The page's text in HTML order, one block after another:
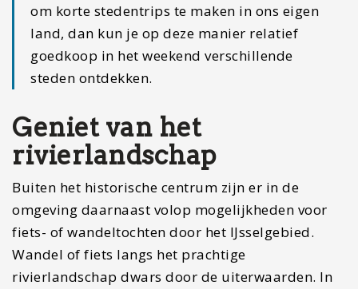
om korte stedentrips te maken in ons eigen
land, dan kun je op deze manier relatief
goedkoop in het weekend verschillende
steden ontdekken.
Geniet van het
rivierlandschap
Buiten het historische centrum zijn er in de
omgeving daarnaast volop mogelijkheden voor
fiets- of wandeltochten door het IJsselgebied.
Wandel of fiets langs het prachtige
rivierlandschap dwars door de uiterwaarden. In